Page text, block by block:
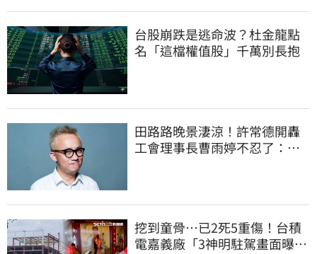
台股崩跌是逃命波？杜金龍點
名「這檔權值股」千萬別長抱
田路路晚景淒涼！許常德開轟
工會理事長曹雨婷不忍了：別
挖到童骨…已2死5重傷！台積
電嘉義廠「3神明駐駕畫面曝